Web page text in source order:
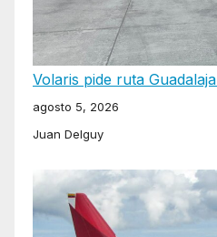
Volaris pide ruta
agosto 5, 2026
Juan Delguy